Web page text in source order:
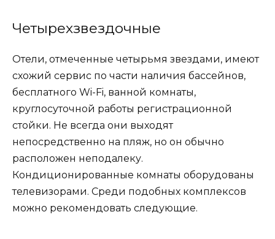
Четырехзвездочные
Отели, отмеченные четырьмя звездами, имеют
схожий сервис по части наличия бассейнов,
бесплатного Wi-Fi, ванной комнаты,
круглосуточной работы регистрационной
стойки. Не всегда они выходят
непосредственно на пляж, но он обычно
расположен неподалеку.
Кондиционированные комнаты оборудованы
телевизорами. Среди подобных комплексов
можно рекомендовать следующие.